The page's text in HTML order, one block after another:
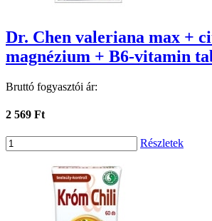
Dr. Chen valeriana max +
magnézium + B6-vitamin
Bruttó fogyasztói ár:
2 569 Ft
Részletek